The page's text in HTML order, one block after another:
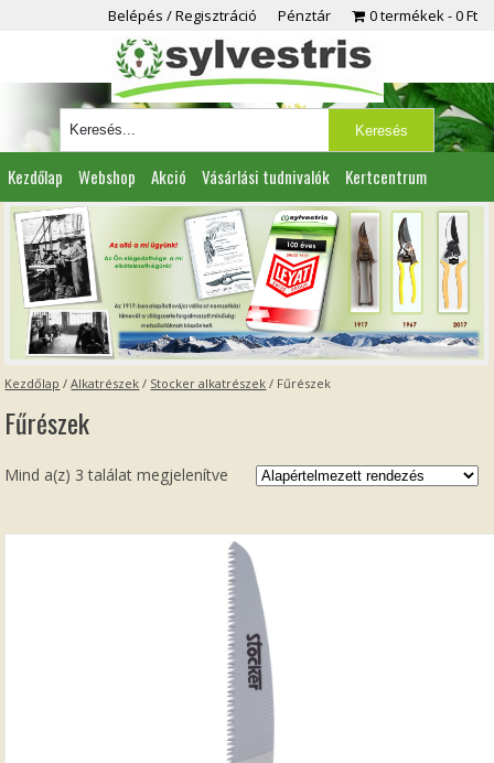
Belépés / Regisztráció Pénztár 0 termékek 0 Ft
Kezdőlap Webshop Akció Vásárlási tudnivalók Kertcentrum
Viszonteladóknak Partnereink Kapcsolat
Kezdőlap /Alkatrészek / Stocker alkatrészek / Fűrészek
Fűrészek
Mind a(z) 3 találat megjelenítve